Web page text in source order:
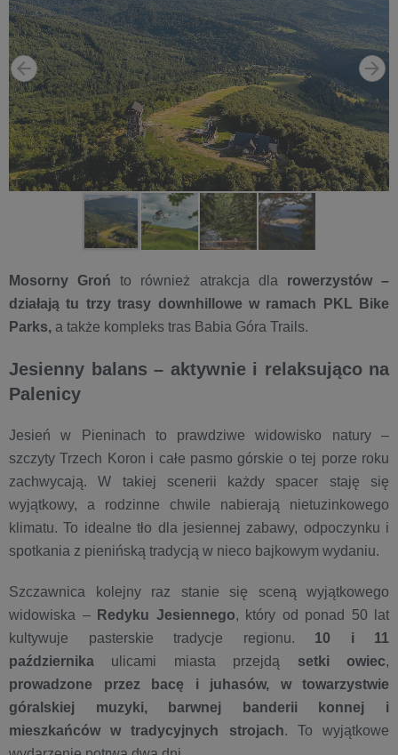
Mosorny Grońto również atrakcja dlarowerzystów –
działają tu trzy trasy downhillowe w ramach PKL Bike
Parks, a także kompleks tras Babia Góra Trails.
Jesienny balans – aktywnie i relaksująco na
Palenicy
Jesień w Pieninach to prawdziwe widowisko natury –
szczyty Trzech Koron i całe pasmo górskie o tej porze roku
zachwycają. W takiej scenerii każdy spacer staję się
wyjątkowy, a rodzinne chwile nabierają nietuzinkowego
klimatu. To idealne tło dla jesiennej zabawy, odpoczynku i
spotkania z pienińską tradycją w nieco bajkowym wydaniu.
Szczawnica kolejny raz stanie się sceną wyjątkowego
widowiska – Redyku Jesiennego, który od ponad 50 lat
kultywuje pasterskie tradycje regionu. 10 i 11
października ulicami miasta przejdą setki owiec,
prowadzone przez bacę i juhasów, w towarzystwie
góralskiej muzyki, barwnej banderii konnej i
mieszkańców w tradycyjnych strojach. To wyjątkowe